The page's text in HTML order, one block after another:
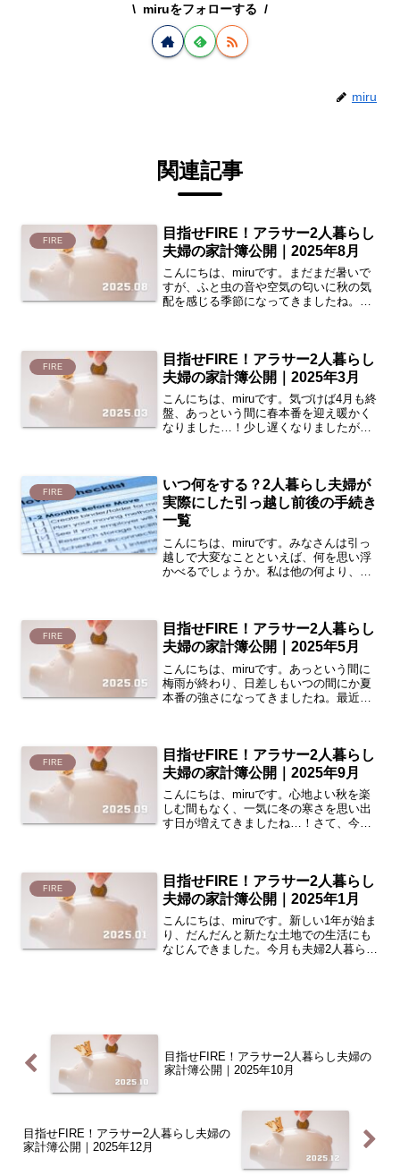
miruをフォローする
miru
関連記事
FIRE
目指せFIRE！アラサー2人暮らし
夫婦の家計簿公開｜2025年8月
こんにちは、miruです。まだまだ暑いで
すが、ふと虫の音や空気の匂いに秋の気
配を感じる季節になってきましたね。さ
婦のお財布事...
FIRE
目指せFIRE！アラサー2人暮らし
夫婦の家計簿公開｜2025年3月
こんにちは、miruです。気づけば4月も終
盤、あっという間に春本番を迎え暖かく
なりました…！少し遅くなりましたが、
が気になる...
FIRE
いつ何をする？2人暮らし夫婦が
実際にした引っ越し前後の手続き
一覧
こんにちは、miruです。みなさんは引っ
越しで大変なことといえば、何を思い浮
かべるでしょうか。私は他の何より、引
TODOをピックアッ...
FIRE
目指せFIRE！アラサー2人暮らし
夫婦の家計簿公開｜2025年5月
こんにちは、miruです。あっという間に
梅雨が終わり、日差しもいつの間にか夏
本番の強さになってきましたね。最近ま
簿を公開したいと思...
FIRE
目指せFIRE！アラサー2人暮らし
夫婦の家計簿公開｜2025年9月
こんにちは、miruです。心地よい秋を楽
しむ間もなく、一気に冬の寒さを思い出
す日が増えてきましたね…！さて、今月
布事情が気に...
FIRE
目指せFIRE！アラサー2人暮らし
夫婦の家計簿公開｜2025年1月
こんにちは、miruです。新しい1年が始ま
り、だんだんと新たな土地での生活にも
なじんできました。今月も夫婦2人暮らし
目指せFIRE！アラサー2人暮らし夫婦の
家計簿公開｜2025年10月
目指せFIRE！アラサー2人暮らし夫婦の
家計簿公開｜2025年12月